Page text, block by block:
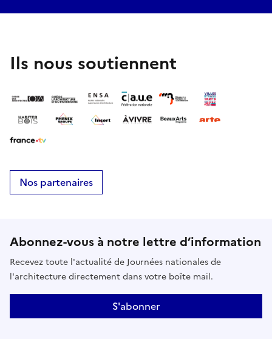
Ils nous soutiennent
Nos partenaires
Abonnez-vous à notre lettre d’information
Recevez toute l'actualité de Journées nationales de
l'architecture directement dans votre boîte mail.
S'abonner